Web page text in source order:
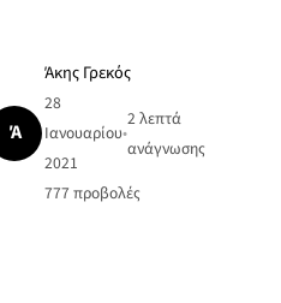
Ά
Άκης Γρεκός
28
Ιανουαρίου
2021
•
2 λεπτά
ανάγνωσης
777 προβολές